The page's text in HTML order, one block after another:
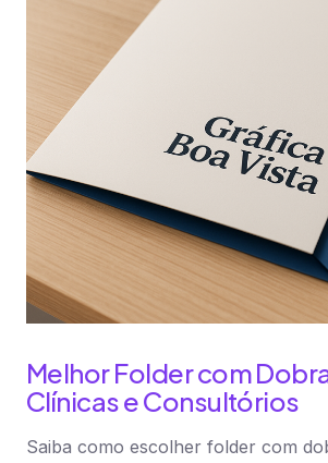
Melhor Folder com
Clínicas e Consultórios
Saiba como escolher folder com